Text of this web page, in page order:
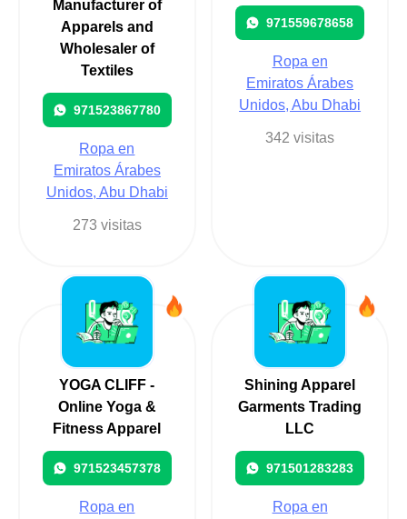
Manufacturer of
Apparels and
Wholesaler of
Textiles
971523867780
Ropa en
Emiratos Árabes
Unidos, Abu Dhabi
273 visitas
971559678658
Ropa en
Emiratos Árabes
Unidos, Abu Dhabi
342 visitas
YOGA CLIFF -
Online Yoga &
Fitness Apparel
971523457378
Ropa en
Shining Apparel
Garments Trading
LLC
971501283283
Ropa en